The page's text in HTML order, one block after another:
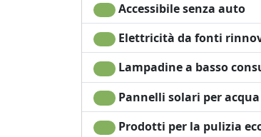
- 2 appartamenti indipendenti
- 2 monolocali con uso cucina.
- 7 camere con bagno,
- un'area appositamente
Immersa nelle verdi colline
spiagge della costa ligure.
bocca di magra, dove finiscono
Accessibile senza auto
Elettricità da fonti
Lampadine a basso
Pannelli solari per acqua
Prodotti per la pulizia